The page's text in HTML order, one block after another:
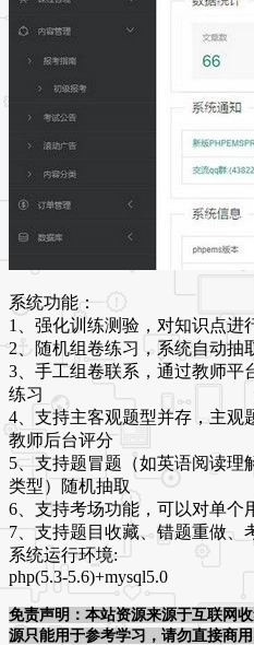
系统功能：
1、强化训练测验，对知识点进
2、随机组卷练习，系统自动抽
3、手工组卷联系，通过教师平
练习
4、支持主客观题型并存，主观
教师后台评分
5、支持题冒题（如英语阅读理
类型）随机抽取
6、支持考场功能，可以对单个
7、支持题目收藏、错题重做、
系统运行环境:
php(5.3-5.6)+mysql5.0
免责声明：本站资源来源于互联网
源只能用于参考学习，请勿直接商用